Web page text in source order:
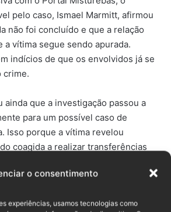
o consentimento
experiências, usamos tecnologias como
pelo caso, Ismael Marmitt, afirmou
não foi concluído e que a relação
vítima segue sendo apurada.
indícios de que os envolvidos já se
crime.
ainda que a investigação passou a
para um possível caso de
Isso porque a vítima revelou
coagida a realizar transferências
suspeitos cerca de duas semanas
é detida após invasão e furto de rolo